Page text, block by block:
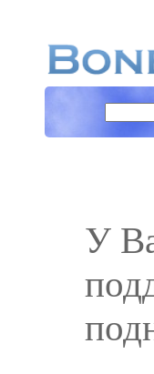
У